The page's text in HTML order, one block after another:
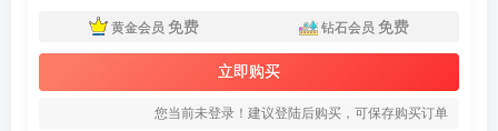
黄金会员 免费 钻石会员 免费
立即购买
您当前未登录！建议登陆后购买，可保存购买订单